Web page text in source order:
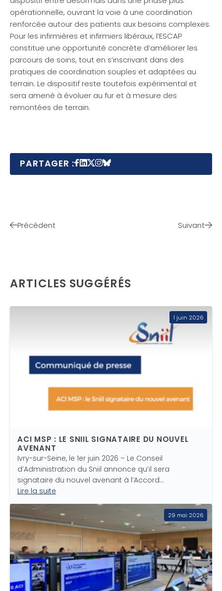
opérationnelle, ouvrant la voie à une coordination
renforcée autour des patients aux besoins complexes.
Pour les infirmières et infirmiers libéraux, l’ESCAP
constitue une opportunité concrète d’améliorer les
parcours de soins, tout en s’inscrivant dans des
pratiques de coordination souples et adaptées au
terrain. Le dispositif reste toutefois expérimental et
sera amené à évoluer au fur et à mesure des
remontées de terrain.
PARTAGER :
Précédent Suivant
ARTICLES SUGGÉRÉS
1 juin 2026
ACI MSP : LE SNIIL SIGNATAIRE DU NOUVEL
AVENANT
Ivry-sur-Seine, le 1er juin 2026 – Le Conseil
d’Administration du Sniil annonce qu’il sera
signataire du nouvel avenant à l’Accord…
Lire la suite
29 mai 2026